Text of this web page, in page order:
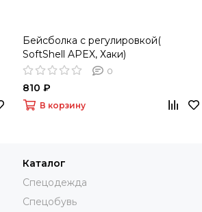
Бейсболка с регулировкой(
SoftShell APEX, Хаки)
0
810 ₽
В корзину
Каталог
Спецодежда
Спецобувь